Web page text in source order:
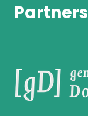
Partners